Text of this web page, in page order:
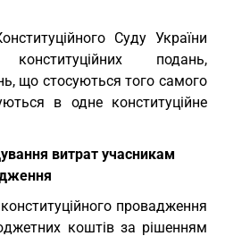
Суду України
подань,
що стосуються того самого
в одне конституційне
витрат учасникам
провадження
коштів за рішенням